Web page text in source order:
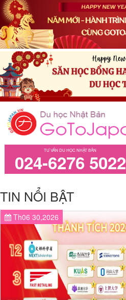
TƯ VẤN DU HỌC NHẬT BẢN
024-6276 5022
TIN NỔI BẬT
Th06 30,2026